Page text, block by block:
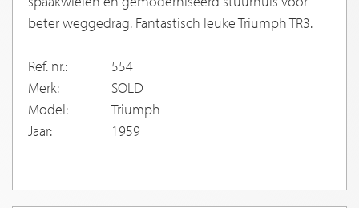
beter weggedrag. Fantastisch leuke Triumph TR3.
Ref. nr.:
554
Merk:
SOLD
Model:
Triumph
Jaar:
1959